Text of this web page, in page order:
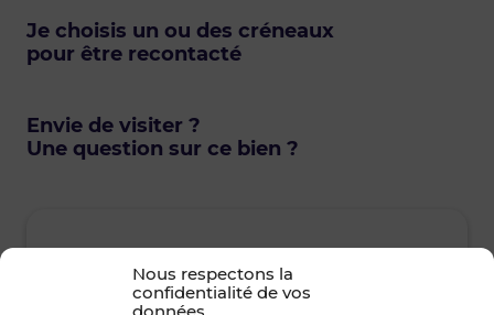
Nous respectons la
confidentialité de vos
Je choisis un ou des créneaux
pour être recontacté
Envie de visiter ?
Une question sur ce bien ?
Dès que possible